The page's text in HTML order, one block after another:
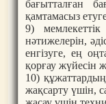
бағытталған
қамтамасыз
9)
нәтижелерін,
енгізуге, ең
қорғау жүйесін
10)
жақсарту үшін,